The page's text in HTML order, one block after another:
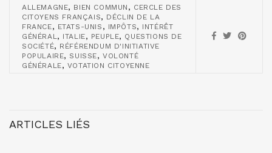
ALLEMAGNE, BIEN COMMUN , CERCLE DES
CITOYENS FRANÇAIS, DÉCLIN DE LA
FRANCE, ETATS-UNIS , IMPÔTS, INTÉRÊT
GÉNÉRAL , ITALIE, PEUPLE, QUESTIONS DE
SOCIÉTÉ, RÉFÉRENDUM D'INITIATIVE
POPULAIRE, SUISSE,VOLONTÉ
GÉNÉRALE, VOTATION CITOYENNE
ARTICLES LIÉS